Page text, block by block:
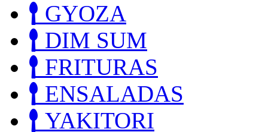
GYOZA
DIM SUM
FRITURAS
ENSALADAS
YAKITORI